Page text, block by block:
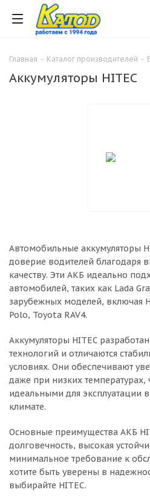
Главная - Каталог производителей -
Аккумуляторы HITEC
Автомобильные аккумуляторы
доверие водителей благодаря
качеству. Эти АКБ идеально
автомобилей, таких как Lada
зарубежных моделей, включая
Polo, Toyota RAV4.
Аккумуляторы HITEC
технологий и отличаются
условиях. Они обеспечивают
даже при низких температурах,
идеальными для эксплуатации
климате.
Основные преимущества АКБ
долговечность, высокая
минимальное требование к
хотите быть уверены в
выбирайте HITEC.